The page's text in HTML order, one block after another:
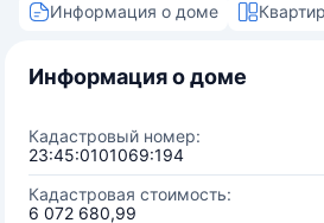
Информация о доме
Информация о доме
Кадастровый номер:
23:45:0101069:194
Кадастровая стоимость:
6 072 680,99